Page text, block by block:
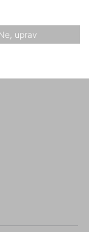
uprav